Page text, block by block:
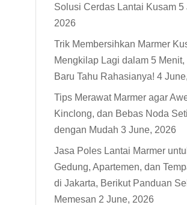
Solusi Cerdas Lantai Kusam 5
2026
Trik Membersihkan Marmer
Mengkilap Lagi dalam 5 Menit,
Baru Tahu Rahasianya! 4
Tips Merawat Marmer agar
Kinclong, dan Bebas Noda
dengan Mudah 3 June, 2026
Jasa Poles Lantai Marmer
Gedung, Apartemen, dan
di Jakarta, Berikut Panduan
Memesan 2 June, 2026